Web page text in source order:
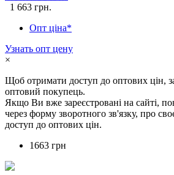
1 663 грн.
Опт ціна*
Узнать опт цену
×
Щоб отримати доступ до оптових цін,
оптовий покупець.
Якщо Ви вже зареєстровані на сайті,
через форму зворотного зв'язку, про
доступ до оптових цін.
1663 грн